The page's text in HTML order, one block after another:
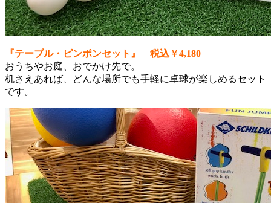
『テーブル・ピンポンセット』 税込￥4,180
おうちやお庭、おでかけ先で。
机さえあれば、どんな場所でも手軽に卓球が楽しめるセット
です。